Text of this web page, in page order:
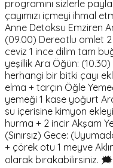
programını sizlerle
çayımızı içmeyi ihmal
Anne Detoksu Emziren
(09.00) Dereotlu omlet
ceviz 1 ince dilim tam
yeşillik Ara Öğün:
herhangi bir bitki çayı
elma + tarçın Öğle
yemeği 1 kase yoğurt
su içerisine kimyon
hurma + 2 incir Akşam
(Sınırsız) Gece:
+ çörek otu 1 meyve
olarak bırakabilirsiniz.